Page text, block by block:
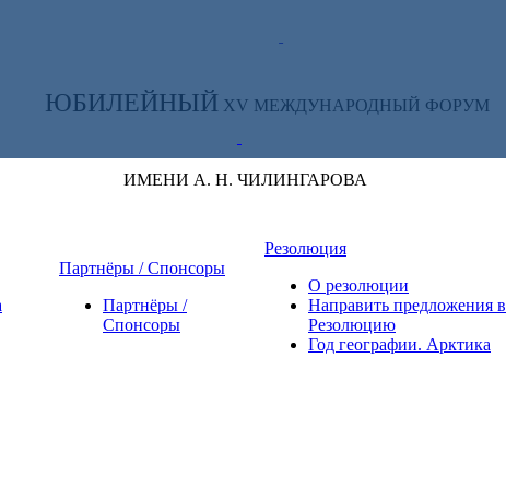
ЮБИЛЕЙНЫЙ XV МЕЖДУНАРОДНЫЙ ФОРУМ
ИМЕНИ А. Н. ЧИЛИНГАРОВА
Партнёры / Спонсоры
Партнёры /
Спонсоры
Резолюция
О резолюции
Направить предложения в
Резолюцию
Год географии. Арктика